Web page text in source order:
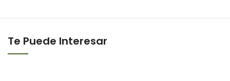
Te Puede Interesar